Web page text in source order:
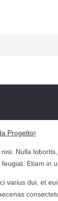
Progetto
Nulla
Etiam
dui, et